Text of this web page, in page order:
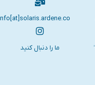
info[at]solaris.ardene.co
ما را دنبال کنید